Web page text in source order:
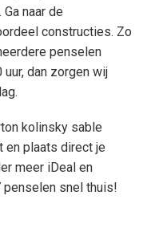
naar de
constructies. Zo
penselen
dan zorgen wij
kolinsky sable
en plaats direct je
meer iDeal en
penselen snel thuis!